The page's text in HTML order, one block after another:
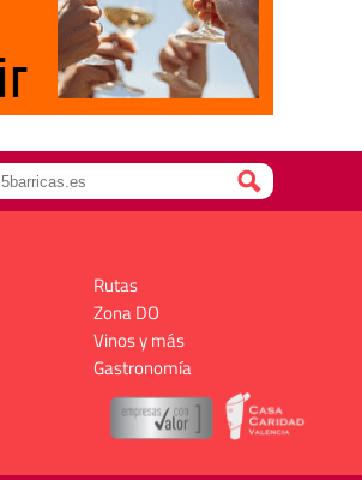
Rutas
Zona DO
Vinos y más
Gastronomía